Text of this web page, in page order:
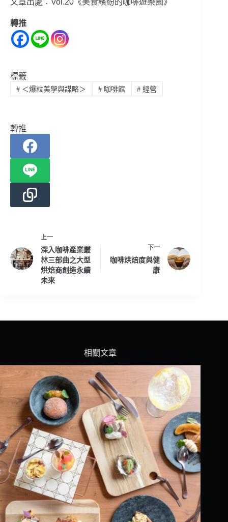
文章出處：Vol.20《美食繽紛的咖啡遊樂園》
轉推
標籤
#＜爆粒美學與謀略＞ #咖啡館 # 經營
轉推
上一
深入咖啡產業叢
林三部曲之大型
烘焙商創造永續
未來
下一
咖啡烘焙度與健
康
相關文章